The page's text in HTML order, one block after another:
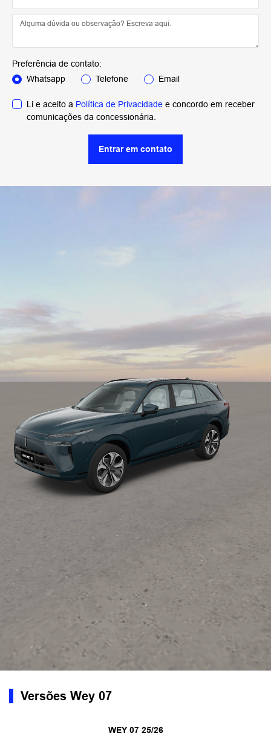
Preferência de contato:
Whatsapp
Telefone Email
Li e aceito a Política de Privacidade e concordo em receber
comunicações da concessionária.
Entrar em contato
Versões Wey 07
WEY 07 25/26